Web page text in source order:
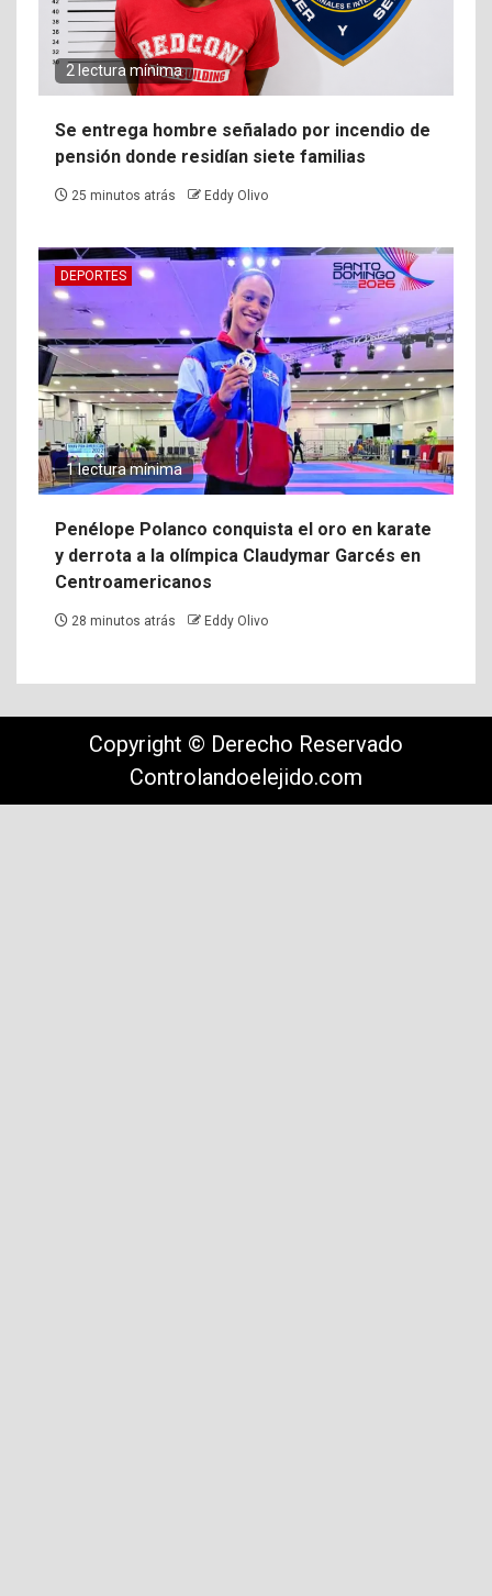
2 lectura mínima
Se entrega hombre señalado por incendio de
pensión donde residían siete familias
25 minutos atrás Eddy Olivo
DEPORTES
1 lectura mínima
Penélope Polanco conquista el oro en karate
y derrota a la olímpica Claudymar Garcés en
Centroamericanos
28 minutos atrás Eddy Olivo
Copyright © Derecho Reservado
Controlandoelejido.com